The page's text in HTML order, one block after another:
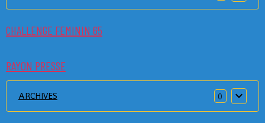
CHALLENGE FEMININ 65
RAYON PRESSE
ARCHIVES 0